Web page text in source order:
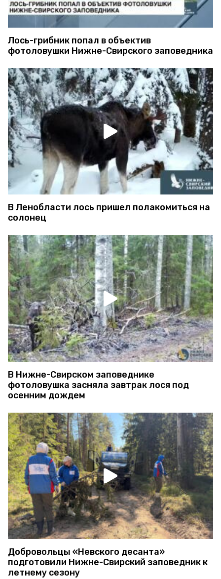
Лось-грибник попал в объектив
фотоловушки Нижне-Свирского заповедника
В Ленобласти лось пришел полакомиться на
солонец
В Нижне-Свирском заповеднике
фотоловушка засняла завтрак лося под
осенним дождем
Добровольцы «Невского десанта»
подготовили Нижне-Свирский заповедник к
летнему сезону